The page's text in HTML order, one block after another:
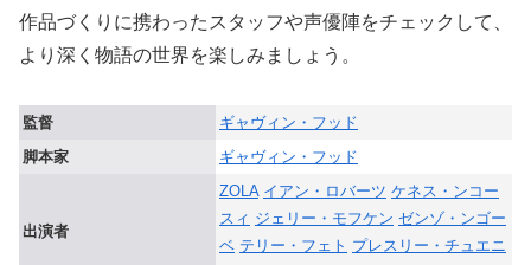
作品づくりに携わったスタッフや声優陣をチェックして、
より深く物語の世界を楽しみましょう。
監督
ギャヴィン・フッド
脚本家
ギャヴィン・フッド
出演者
ZOLA イアン・ロバーツ ケネス・ンコー
スィ ジェリー・モフケン ゼンゾ・ンゴー
ベ テリー・フェト プレスリー・チュエニ